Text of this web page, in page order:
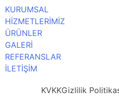
KURUMSAL
HİZMETLERİMİZ
ÜRÜNLER
GALERİ
REFERANSLAR
İLETİŞİM
KVKKGizlilik